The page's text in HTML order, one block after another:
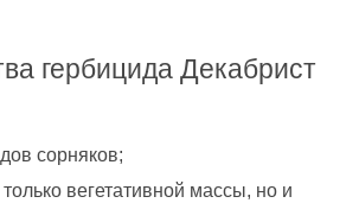
гербицида Декабрист
сорняков;
вегетативной массы, но и